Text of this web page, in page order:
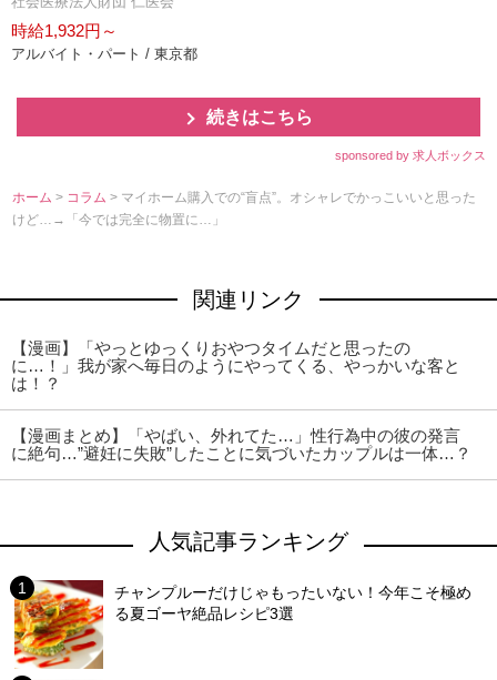
時給1,932円～
アルバイト・パート / 東京都
続きはこちら
sponsored by 求人ボックス
ホーム > コラム> マイホーム購入での“盲点”。オシャレでかっこいいと思った
けど…→「今では完全に物置に…」
関連リンク
【漫画】「やっとゆっくりおやつタイムだと思ったの
に…！」我が家へ毎日のようにやってくる、やっかいな客と
は！？
【漫画まとめ】「やばい、外れてた…」性行為中の彼の発言
に絶句…”避妊に失敗”したことに気づいたカップルは一体…？
人気記事ランキング
チャンプルーだけじゃもったいない！今年こそ極め
る夏ゴーヤ絶品レシピ3選